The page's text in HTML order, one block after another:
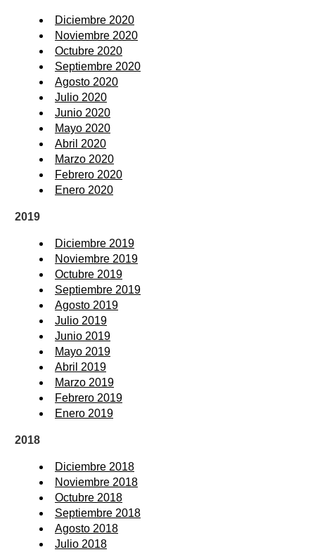
Diciembre 2020
Noviembre 2020
Octubre 2020
Septiembre 2020
Agosto 2020
Julio 2020
Junio 2020
Mayo 2020
Abril 2020
Marzo 2020
Febrero 2020
Enero 2020
2019
Diciembre 2019
Noviembre 2019
Octubre 2019
Septiembre 2019
Agosto 2019
Julio 2019
Junio 2019
Mayo 2019
Abril 2019
Marzo 2019
Febrero 2019
Enero 2019
2018
Diciembre 2018
Noviembre 2018
Octubre 2018
Septiembre 2018
Agosto 2018
Julio 2018